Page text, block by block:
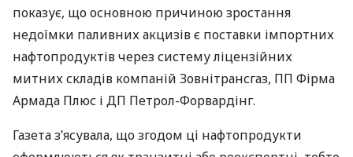
показує, що основною причиною зростання
недоїмки паливних акцизів є поставки імпортних
нафтопродуктів через систему ліцензійних
митних складів компаній Зовнітрансгаз, ПП Фірма
Армада Плюс і ДП Петрол-Форвардінг.
Газета з’ясувала, що згодом ці нафтопродукти